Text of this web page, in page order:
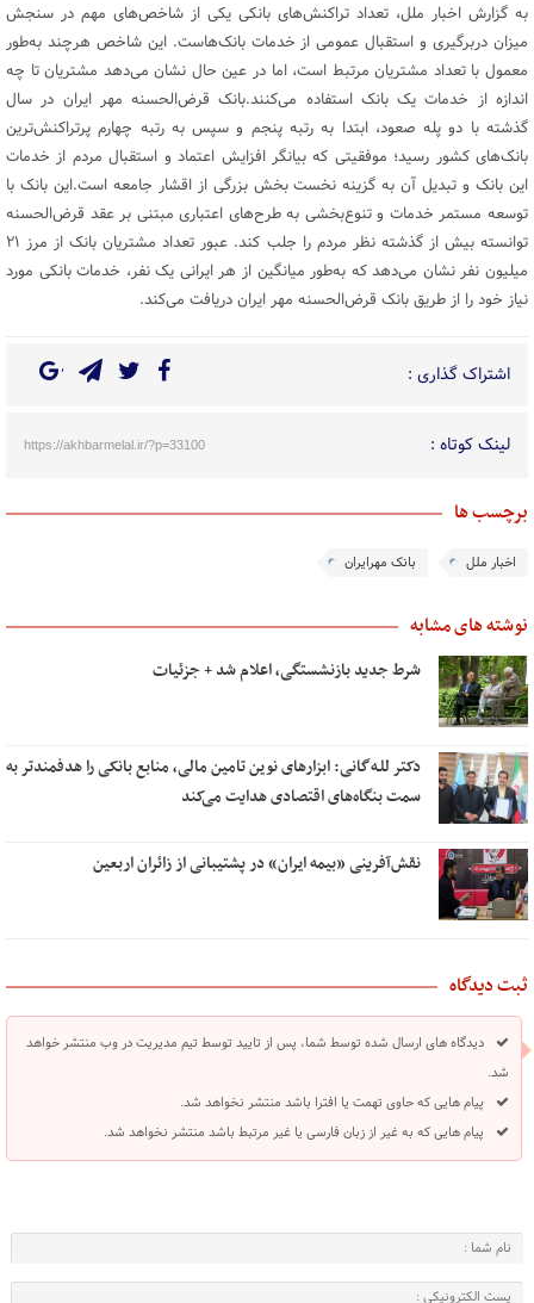
به گزارش اخبار ملل، تعداد تراکنش‌های بانکی یکی از شاخص‌های مهم در سنجش
میزان دربرگیری و استقبال عمومی از خدمات بانک‌هاست. این شاخص هرچند به‌طور
معمول با تعداد مشتریان مرتبط است، اما در عین حال نشان می‌دهد مشتریان تا چه
اندازه از خدمات یک بانک استفاده می‌کنند.بانک قرض‌الحسنه مهر ایران در سال
گذشته با دو پله صعود، ابتدا به رتبه پنجم و سپس به رتبه چهارم پرتراکنش‌ترین
بانک‌های کشور رسید؛ موفقیتی که بیانگر افزایش اعتماد و استقبال مردم از خدمات
این بانک و تبدیل آن به گزینه نخست بخش بزرگی از اقشار جامعه است.این بانک با
توسعه مستمر خدمات و تنوع‌بخشی به طرح‌های اعتباری مبتنی بر عقد قرض‌الحسنه
توانسته بیش از گذشته نظر مردم را جلب کند. عبور تعداد مشتریان بانک از مرز ۲۱
میلیون نفر نشان می‌دهد که به‌طور میانگین از هر ایرانی یک نفر، خدمات بانکی مورد
نیاز خود را از طریق بانک قرض‌الحسنه مهر ایران دریافت می‌کند.
اشتراک گذاری :
لینک کوتاه : https://akhbarmelal.ir/?p=33100
برچسب ها
اخبار ملل بانک مهرایران
نوشته های مشابه
شرط جدید بازنشستگی، اعلام شد + جزئیات
دکتر للـه‌گانی: ابزارهای نوین تامین مالی، منابع بانکی را هدفمندتر به
سمت بنگاه‌های اقتصادی هدایت می‌کند
نقش‌آفرینی «بیمه ایران» در پشتیبانی از زائران اربعین
ثبت دیدگاه
دیدگاه های ارسال شده توسط شما، پس از تایید توسط تیم مدیریت در وب منتشر خواهد
شد.
پیام هایی که حاوی تهمت یا افترا باشد منتشر نخواهد شد.
پیام هایی که به غیر از زبان فارسی یا غیر مرتبط باشد منتشر نخواهد شد.